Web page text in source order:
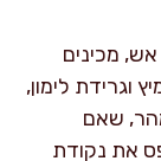
מכינים
וגרידת לימון,
שאם
את נקודת